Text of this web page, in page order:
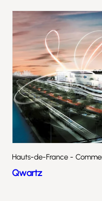
Hauts-de-France -
Qwartz